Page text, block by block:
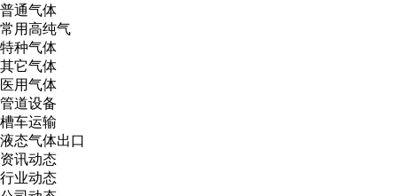
普通气体
常用高纯气
特种气体
其它气体
医用气体
管道设备
槽车运输
液态气体出口
资讯动态
行业动态